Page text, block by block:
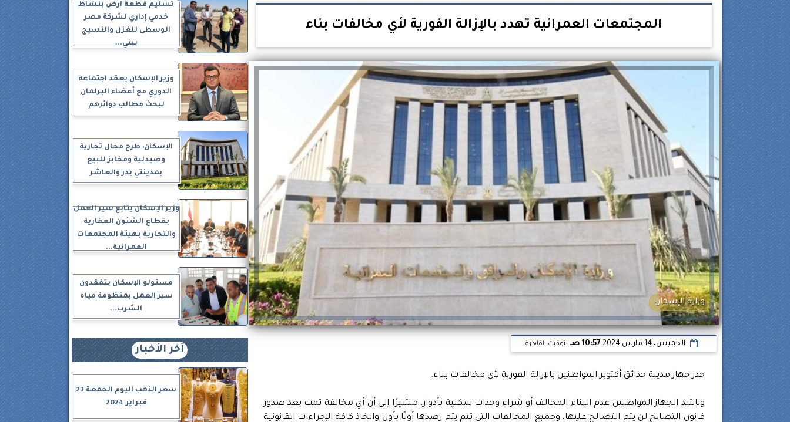
المجتمعات العمرانية تهدد بالإزالة الفورية لأي مخالفات بناء
وزارة الإسكان
الخميس، 14 مارس 2024 10:57 صـ بتوقيت القاهرة
حذر جهاز مدينة حدائق أكتوبر المواطنين بالإزالة الفورية لأي مخالفات بناء.
وناشد الجهاز المواطنين عدم البناء المخالف أو شراء وحدات سكنية بأدوار، مشيرًا إلى أن أي مخالفة تمت بعد صدور
قانون التصالح لن يتم التصالح عليها، وجميع المخالفات التي تتم يتم رصدها أولًا بأول واتخاذ كافة الإجراءات القانونية
تسليم قطعة أرض بنشاط
خدمي إداري لشركة مصر
الوسطى للغزل والنسيج
ببني...
وزير الإسكان يعقد اجتماعه
الدوري مع أعضاء البرلمان
لبحث مطالب دوائرهم
الإسكان: طرح محال تجارية
وصيدلية ومخابز للبيع
بمدينتي بدر والعاشر
وزير الإسكان يتابع سير العمل
بقطاع الشئون العقارية
والتجارية بهيئة المجتمعات
العمرانية...
مسئولو الإسكان يتفقدون
سير العمل بمنظومة مياه
الشرب...
آخر الأخبار
سعر الذهب اليوم الجمعة 23
فبراير 2024